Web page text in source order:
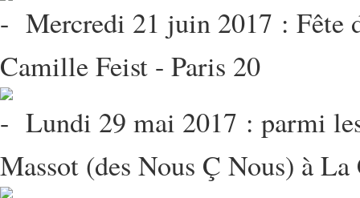
Mercredi 21 juin 2017 : Fête
Camille Feist - Paris 20
Lundi 29 mai 2017 : parmi
Massot (des Nous Ç Nous) à